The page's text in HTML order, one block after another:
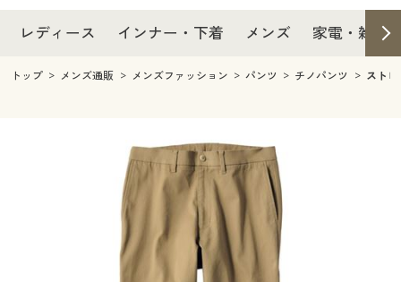
レディースファッション
インナー・下着
インナー・下着通販すべて
ジュニア・ティーンズ下着
メンズ
メンズファッション
家電・雑貨すべて
キッチン・雑貨・日用品
寝具・インテリア・家具
寝具・インテリア・家具通販すべて
美容・健康通販すべて
制服・スクール
レディース インナー・下着 メンズ 家電・雑貨
レディースファッション
インナー・下着通販すべて
ジュニア・ティーンズ下着
メンズ
キッチン・雑貨・日用品
寝具・インテリア・家具通販すべて
美容・健康通販すべて
美容・健康・サプリメント
制服・スクール
制服・スクールすべて
トップ メンズ通販 メンズファッション パンツ チノパンツ スト